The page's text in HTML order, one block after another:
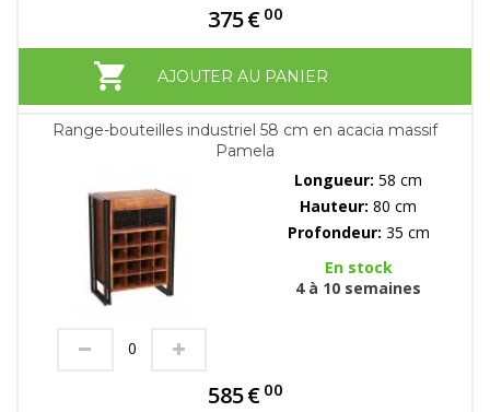
375€ 00
AJOUTER AU PANIER
Range-bouteilles industriel 58 cm en acacia massif
Pamela
Longueur: 58 cm
Hauteur: 80 cm
Profondeur: 35 cm
En stock
4 à 10 semaines
585€ 00